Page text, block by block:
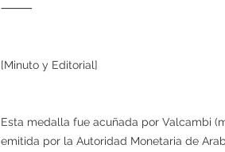
⸻
[Minuto y Editorial]
Esta medalla fue acuñada por Valcambi
emitida por la Autoridad Monetaria de